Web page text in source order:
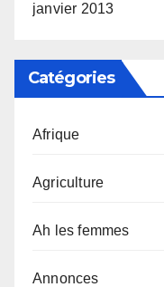
janvier 2013
Catégories
Afrique
Agriculture
Ah les femmes
Annonces